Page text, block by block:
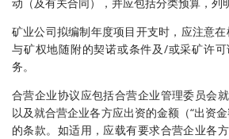
动（及有关合同），并应包括分类预算，列
矿业公司拟编制年度项目开支时，应注意
与矿权地随附的契诺或条件及/或采矿许
务。
合营企业协议应包括合营企业管理委员会
以及就合营企业各方应出资的金额（“出资
的条款。如适用，应载有要求合营企业各